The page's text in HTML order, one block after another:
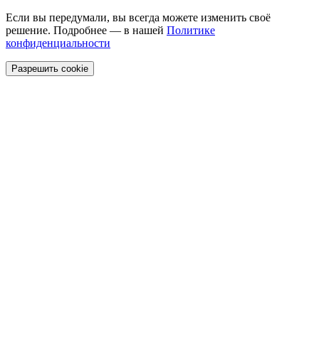
Если вы передумали, вы всегда можете изменить своё
решение. Подробнее — в нашей Политике
конфиденциальности
Разрешить cookie